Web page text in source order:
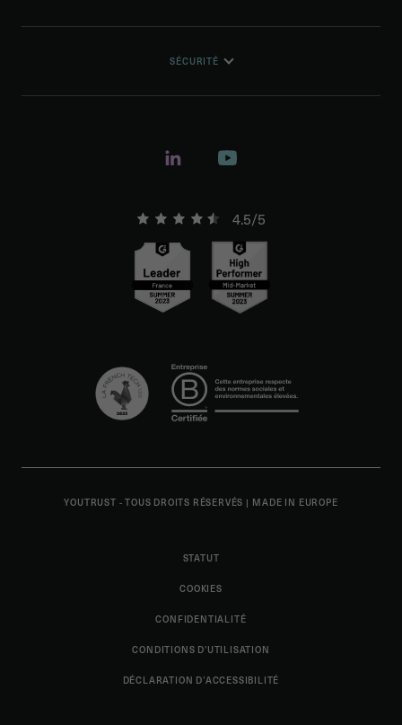
SÉCURITÉ
4.5/5
YOUTRUST - TOUS DROITS RÉSERVÉS | MADE IN EUROPE
STATUT
COOKIES
CONFIDENTIALITÉ
CONDITIONS D'UTILISATION
DÉCLARATION D’ACCESSIBILITÉ